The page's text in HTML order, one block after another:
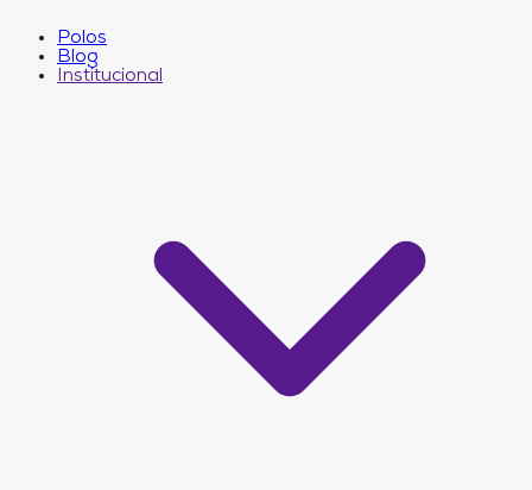
Polos
Blog
Institucional